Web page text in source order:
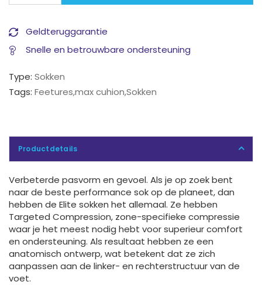
Geldteruggarantie
Snelle en betrouwbare ondersteuning
Type: Sokken
Tags: Feetures,max cuhion,Sokken
Productdetails
Verbeterde pasvorm en gevoel. Als je op zoek bent
naar de beste performance sok op de planeet, dan
hebben de Elite sokken het allemaal. Ze hebben
Targeted Compression, zone-specifieke compressie
waar je het meest nodig hebt voor superieur comfort
en ondersteuning. Als resultaat hebben ze een
anatomisch ontwerp, wat betekent dat ze zich
aanpassen aan de linker- en rechterstructuur van de
voet.